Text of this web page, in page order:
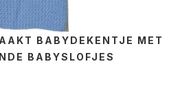
BABYDEKENTJE MET
BABYSLOFJES